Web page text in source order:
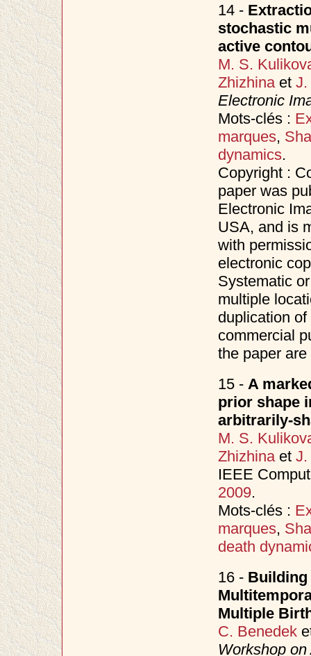
14 -
stochastic
active
M. S.
Zhizhinaet J.
Electronic
Mots-clés :
marques,
dynamics.
Copyright :
paper was
Electronic
USA, and is
with
electronic
Systematic
multiple
duplication
commercial
the paper
15 - A
prior shape
arbitrarily-
M. S.
Zhizhinaet J.
IEEE
2009.
Mots-clés :
marques,
death
16 - Building
Multiple
C. Benedek
Workshop